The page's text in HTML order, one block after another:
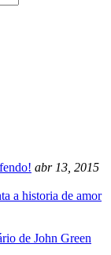
abr 13, 2015
a historia de amor
de John Green